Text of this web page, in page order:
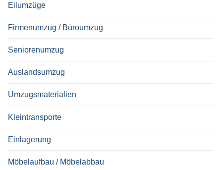
Eilumzüge
Firmenumzug / Büroumzug
Seniorenumzug
Auslandsumzug
Umzugsmaterialien
Kleintransporte
Einlagerung
Möbelaufbau / Möbelabbau